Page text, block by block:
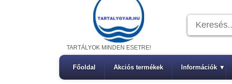
TARTÁLYOK MINDEN ESETRE!
Főoldal Akciós termékek Információk ▾